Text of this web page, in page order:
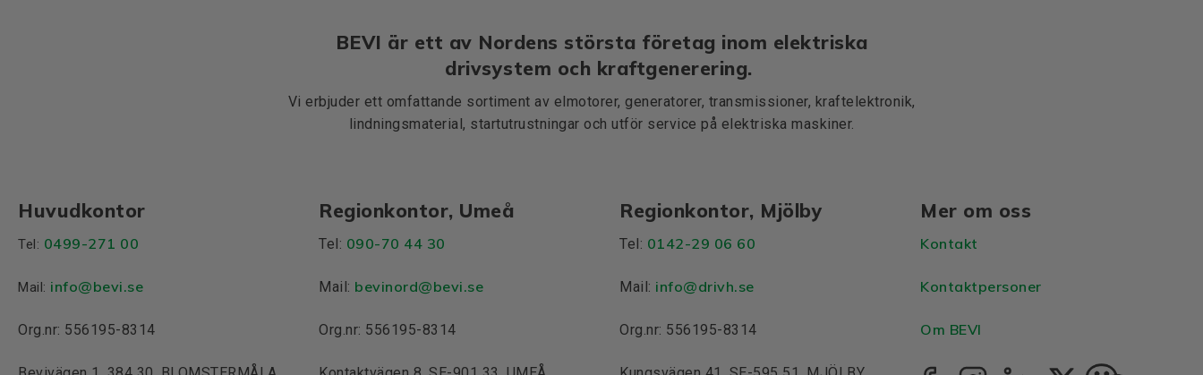
BEVI är ett av Nordens största företag inom elektriska
drivsystem och kraftgenerering.
Vi erbjuder ett omfattande sortiment av elmotorer, generatorer, transmissioner, kraftelektronik,
lindningsmaterial, startutrustningar och utför service på elektriska maskiner.
Huvudkontor
Tel: 0499-271 00
Mail: info@bevi.se
Org.nr: 556195-8314
Regionkontor, Umeå
Tel: 090-70 44 30
Mail: bevinord@bevi.se
Org.nr: 556195-8314
Regionkontor, Mjölby
Tel: 0142-29 06 60
Mail: info@drivh.se
Org.nr: 556195-8314
Mer om oss
Kontakt
Kontaktpersoner
Om BEVI